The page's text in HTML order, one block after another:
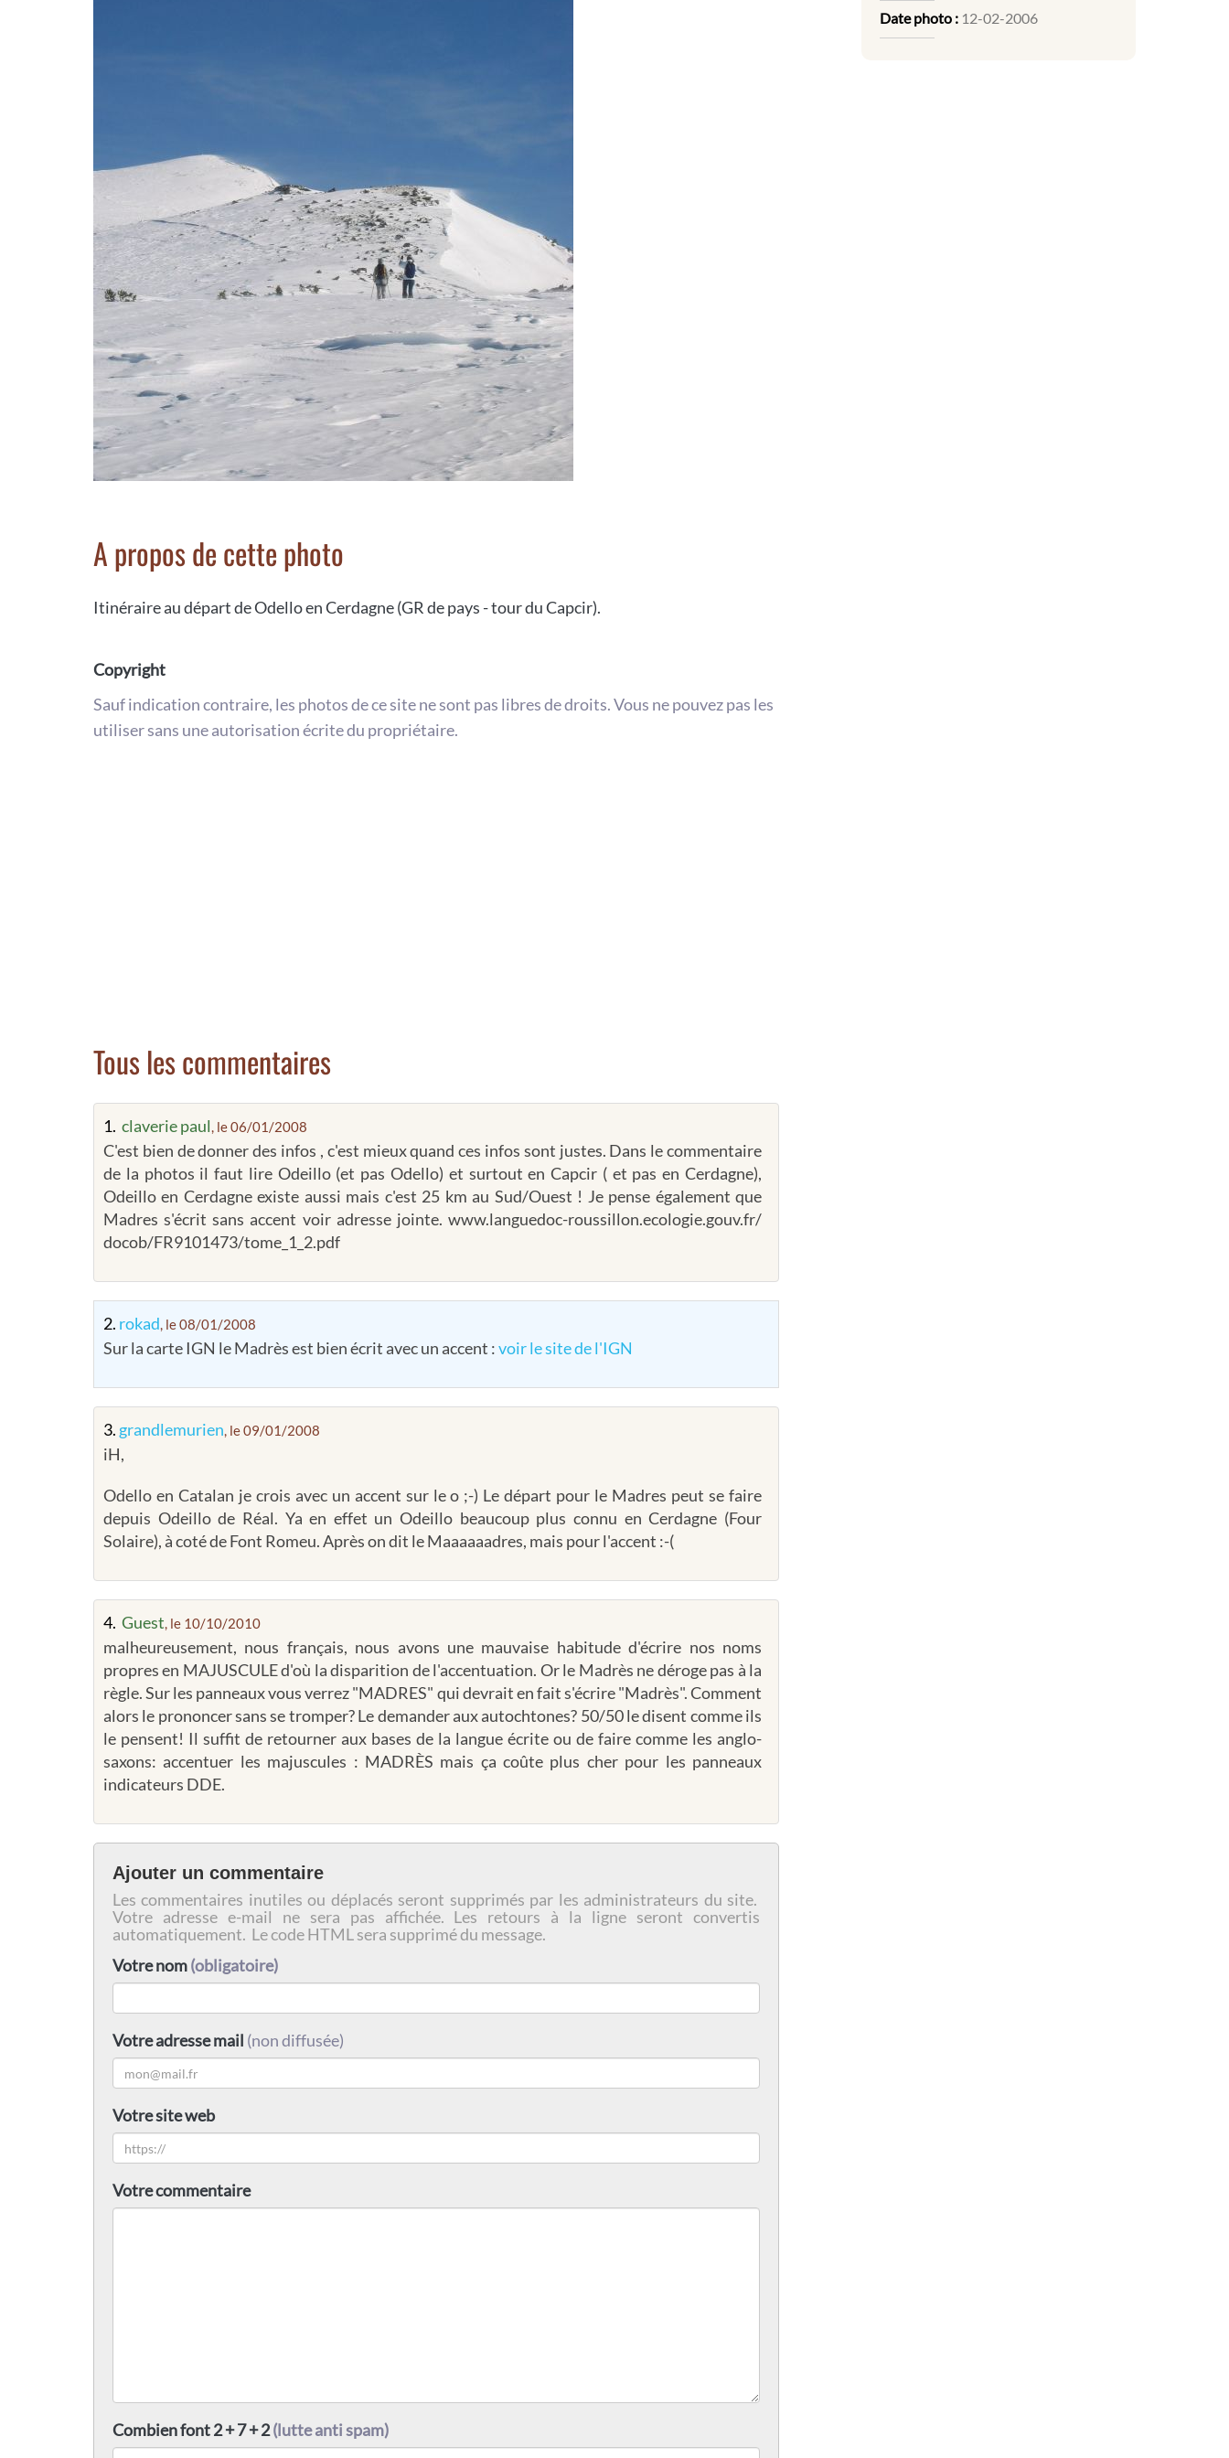
A propos de cette photo
Itinéraire au départ de Odello en Cerdagne (GR de pays - tour du Capcir).
Copyright
Sauf indication contraire, les photos de ce site ne sont pas libres de droits. Vous ne pouvez pas les
utiliser sans une autorisation écrite du propriétaire.
Tous les commentaires
1. claverie paul, le 06/01/2008
C'est bien de donner des infos , c'est mieux quand ces infos sont justes. Dans le commentaire
de la photos il faut lire Odeillo (et pas Odello) et surtout en Capcir ( et pas en Cerdagne),
Odeillo en Cerdagne existe aussi mais c'est 25 km au Sud/Ouest ! Je pense également que
Madres s'écrit sans accent voir adresse jointe. www.languedoc-roussillon.ecologie.gouv.fr/
docob/FR9101473/tome_1_2.pdf
2. rokad, le 08/01/2008
Sur la carte IGN le Madrès est bien écrit avec un accent :voir le site de l'IGN
3.grandlemurien, le 09/01/2008
iH,
Odello en Catalan je crois avec un accent sur le o ;-) Le départ pour le Madres peut se faire
depuis Odeillo de Réal. Ya en effet un Odeillo beaucoup plus connu en Cerdagne (Four
Solaire), à coté de Font Romeu. Après on dit le Maaaaaadres, mais pour l'accent :-(
4. Guest, le 10/10/2010
malheureusement, nous français, nous avons une mauvaise habitude d'écrire nos noms
propres en MAJUSCULE d'où la disparition de l'accentuation. Or le Madrès ne déroge pas à la
règle. Sur les panneaux vous verrez "MADRES" qui devrait en fait s'écrire "Madrès". Comment
alors le prononcer sans se tromper? Le demander aux autochtones? 50/50 le disent comme ils
le pensent! Il suffit de retourner aux bases de la langue écrite ou de faire comme les anglo-
saxons: accentuer les majuscules : MADRÈS mais ça coûte plus cher pour les panneaux
indicateurs DDE.
Ajouter un commentaire
Les commentaires inutiles ou déplacés seront supprimés par les administrateurs du site.
Votre adresse e-mail ne sera pas affichée. Les retours à la ligne seront convertis
automatiquement. Le code HTML sera supprimé du message.
Votre nom(obligatoire)
Votre adresse mail (non diffusée)
Votre site web
Votre commentaire
Combien font 2 + 7 + 2(lutte anti spam)
Date photo : 12-02-2006